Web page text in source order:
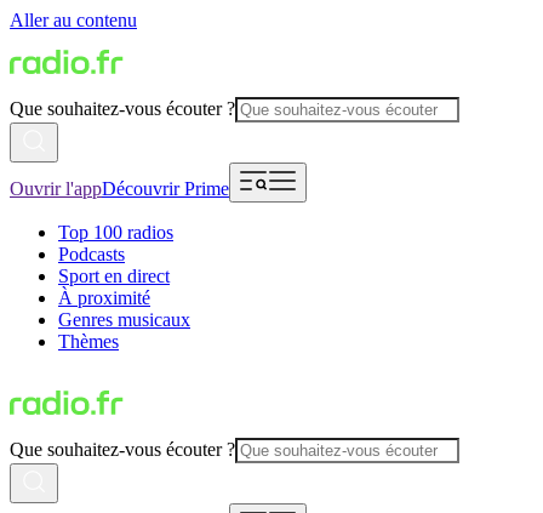
Aller au contenu
Que souhaitez-vous écouter ?
Ouvrir l'appDécouvrir Prime
Top 100 radios
Podcasts
Sport en direct
À proximité
Genres musicaux
Thèmes
Que souhaitez-vous écouter ?